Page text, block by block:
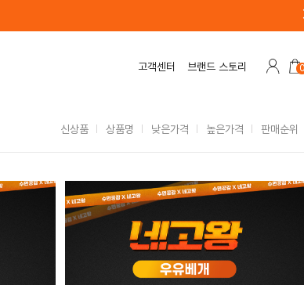
고객센터 브랜드 스토리
신상품 상품명 낮은가격 높은가격 판매순위